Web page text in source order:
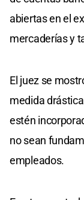
abiertas en el
mercaderías y
El juez se
medida
estén
no sean
empleados.